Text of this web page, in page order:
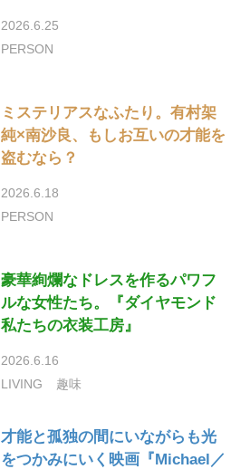
2026.6.25
PERSON
ミステリアスなふたり。有村架
純×南沙良、もしお互いの才能を
盗むなら？
2026.6.18
PERSON
豪華絢爛なドレスを作るパワフ
ルな女性たち。『ダイヤモンド
私たちの衣装工房』
2026.6.16
LIVING
趣味
才能と孤独の間にいながらも光
をつかみにいく映画『Michael／